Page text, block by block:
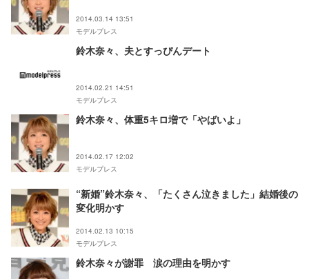
2014.03.14 13:51
モデルプレス
鈴木奈々、夫とすっぴんデート
2014.02.21 14:51
モデルプレス
鈴木奈々、体重5キロ増で「やばいよ」
2014.02.17 12:02
モデルプレス
“新婚”鈴木奈々、「たくさん泣きました」結婚後の
変化明かす
2014.02.13 10:15
モデルプレス
鈴木奈々が謝罪 涙の理由を明かす